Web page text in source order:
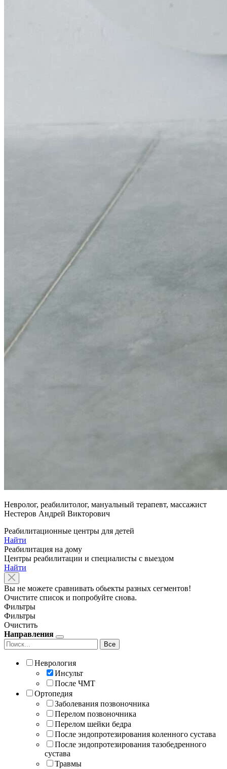
Невролог, реабилитолог, мануальный терапевт, массажист
Нестеров Андрей Викторович
Реабилитационные центры для детей
Найти
Реабилитация на дому
Центры реабилитации и специалисты с выездом
Найти
Вы не можете сравнивать обьекты разных сегментов!
Очистите список и попробуйте снова.
Фильтры
Фильтры
Очистить
Направления
Все
Неврология
Инсульт
После ЧМТ
Ортопедия
Заболевания позвоночника
Перелом позвоночника
Перелом шейки бедра
После эндопротезирования коленного сустава
После эндопротезирования тазобедренного
сустава
Травмы